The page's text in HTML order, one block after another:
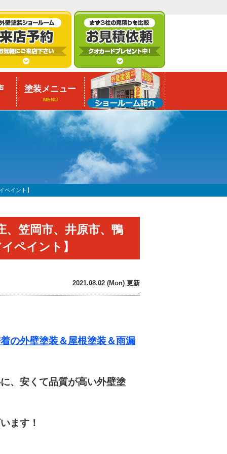
塗装メニュー
MENU
ペイント】
、笠岡市、井原市、鴨
ペイント】
2021.08.02 (Mon) 更新
の外壁塗装＆屋根塗装＆雨漏
、安くて品質が高い外壁塗
ます！